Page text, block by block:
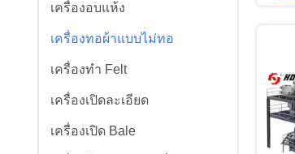
เครื่องอบแห้ง
เครื่องทอผ้าแบบไม่ทอ
เครื่องทำ Felt
เครื่องเปิดละเอียด
เครื่องเปิด Bale